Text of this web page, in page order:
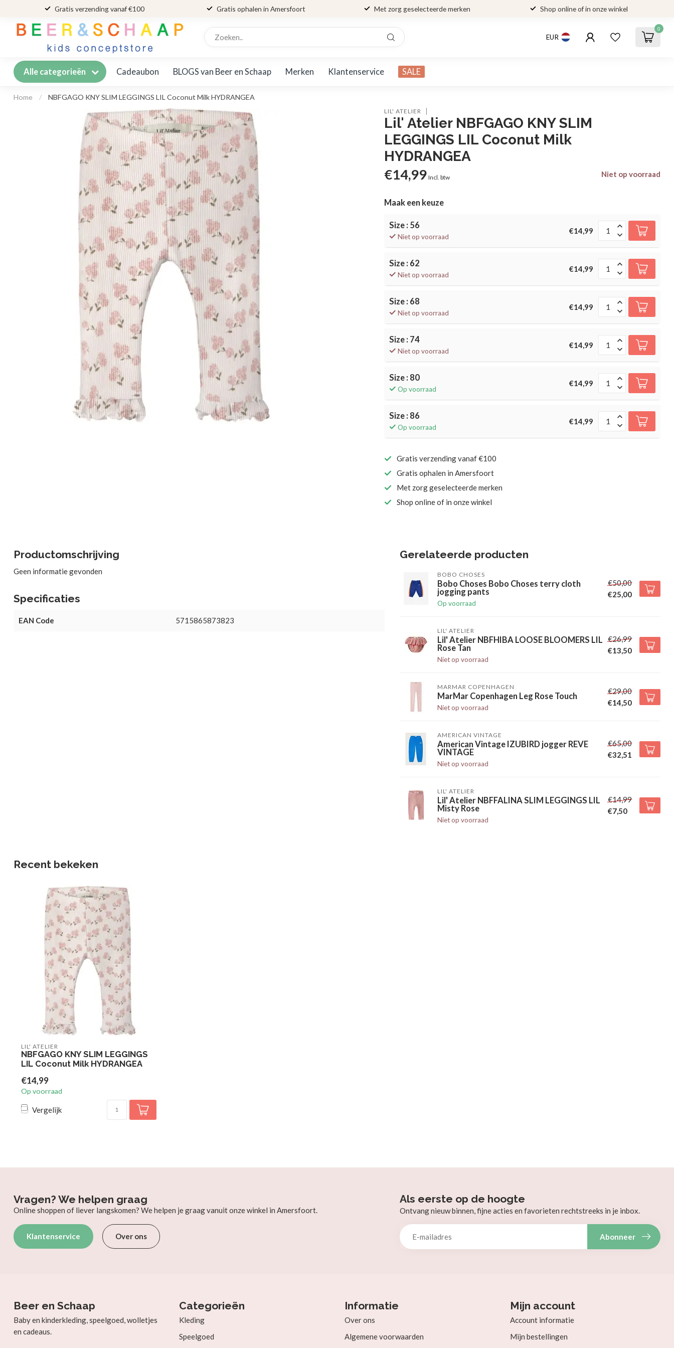
Gratis verzending vanaf €100 Gratis ophalen in Amersfoort Met zorg geselecteerde merken Shop online of in onze winkel
EUR
0
Alle categorieën Cadeaubon BLOGS van Beer en Schaap Merken Klantenservice SALE
Home / NBFGAGO KNY SLIM LEGGINGS LIL Coconut Milk HYDRANGEA
LIL' ATELIER
Lil' Atelier NBFGAGO KNY SLIM
LEGGINGS LIL Coconut Milk
HYDRANGEA
€14,99 Incl. btw Niet op voorraad
Maak een keuze
Size : 56
Niet op voorraad
€14,99
Size : 62
Niet op voorraad
€14,99
Size : 68
Niet op voorraad
€14,99
Size : 74
Niet op voorraad
€14,99
Size : 80
Op voorraad
€14,99
Size : 86
Op voorraad
€14,99
Gratis verzending vanaf €100
Gratis ophalen in Amersfoort
Met zorg geselecteerde merken
Shop online of in onze winkel
Productomschrijving
Geen informatie gevonden
Specificaties
EAN Code 5715865873823
Gerelateerde producten
BOBO CHOSES
Bobo Choses Bobo Choses terry cloth
jogging pants
Op voorraad
€50,00
€25,00
LIL' ATELIER
Lil' Atelier NBFHIBA LOOSE BLOOMERS LIL
Rose Tan
Niet op voorraad
€26,99
€13,50
MARMAR COPENHAGEN
MarMar Copenhagen Leg Rose Touch
Niet op voorraad
€29,00
€14,50
AMERICAN VINTAGE
American Vintage IZUBIRD jogger REVE
VINTAGE
Niet op voorraad
€65,00
€32,51
LIL' ATELIER
Lil' Atelier NBFFALINA SLIM LEGGINGS LIL
Misty Rose
Niet op voorraad
€14,99
€7,50
Recent bekeken
LIL' ATELIER
NBFGAGO KNY SLIM LEGGINGS
LIL Coconut Milk HYDRANGEA
€14,99
Op voorraad
Vergelijk
Vragen? We helpen graag
Online shoppen of liever langskomen? We helpen je graag vanuit onze winkel in Amersfoort.
Klantenservice Over ons
Als eerste op de hoogte
Ontvang nieuw binnen, fijne acties en favorieten rechtstreeks in je inbox.
Abonneer
Beer en Schaap
Baby en kinderkleding, speelgoed, wolletjes
en cadeaus.
Categorieën
Kleding
Speelgoed
Informatie
Over ons
Algemene voorwaarden
Mijn account
Account informatie
Mijn bestellingen